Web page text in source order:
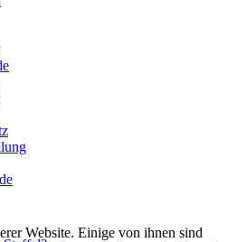
Website. Einige von ihnen sind